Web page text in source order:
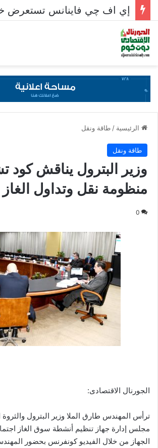
الرئيسية / طاقة ونقل
طاقة ونقل
وزير البترول يناقش كود
منظومة نقل وتداول الغاز
0
الجورنال الاقتصادى:
ترأس المهندس طارق الملا وزير البترول والثروة
مجلس إدارة جهاز تنظيم أنشطة سوق الغاز
الجهاز من خلال الفيديو كونفرنس بحضور